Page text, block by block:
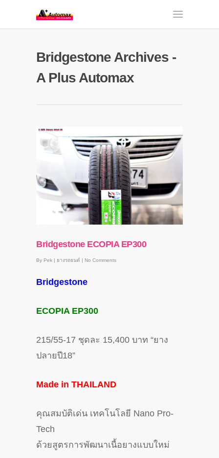
Bridgestone Archives -
A Plus Automax
Bridgestone ECOPIA EP300
By Pek | ยางรถยนต์ | No Comments
Bridgestone
ECOPIA EP300
215/55-17 ชุดละ 15,400 บาท “ยาง
ปลายปี18”
Made in THAILAND
คุณสมบัติเด่น เทคโนโลยี Nano Pro-
Tech
ด้วยสูตรการพัฒนาเนื้อยางแบบใหม่